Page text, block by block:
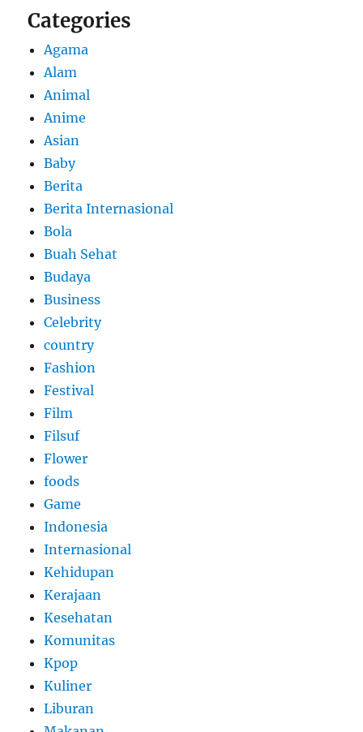
Categories
Agama
Alam
Animal
Anime
Asian
Baby
Berita
Berita Internasional
Bola
Buah Sehat
Budaya
Business
Celebrity
country
Fashion
Festival
Film
Filsuf
Flower
foods
Game
Indonesia
Internasional
Kehidupan
Kerajaan
Kesehatan
Komunitas
Kpop
Kuliner
Liburan